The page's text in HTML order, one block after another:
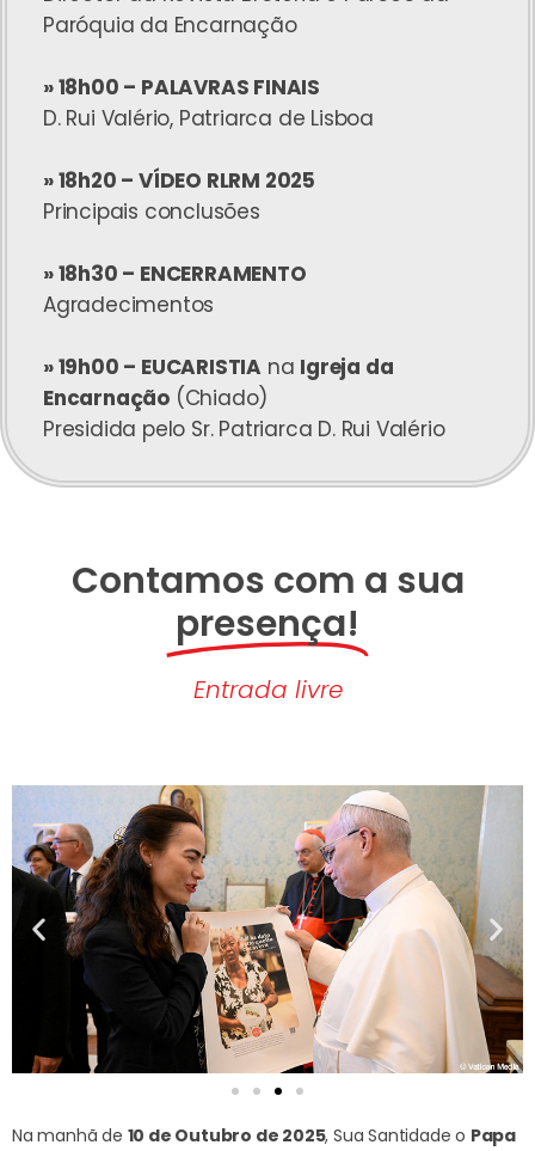
Paróquia da Encarnação
» 18h00 – PALAVRAS FINAIS
D. Rui Valério, Patriarca de Lisboa
» 18h20 – VÍDEO RLRM 2025
Principais conclusões
» 18h30 – ENCERRAMENTO
Agradecimentos
» 19h00 – EUCARISTIA na Igreja da
Encarnação (Chiado)
Presidida pelo Sr. Patriarca D. Rui Valério
Contamos com a sua
presença!
Entrada livre
Na manhã de 10 de Outubro de 2025, Sua Santidade o Papa